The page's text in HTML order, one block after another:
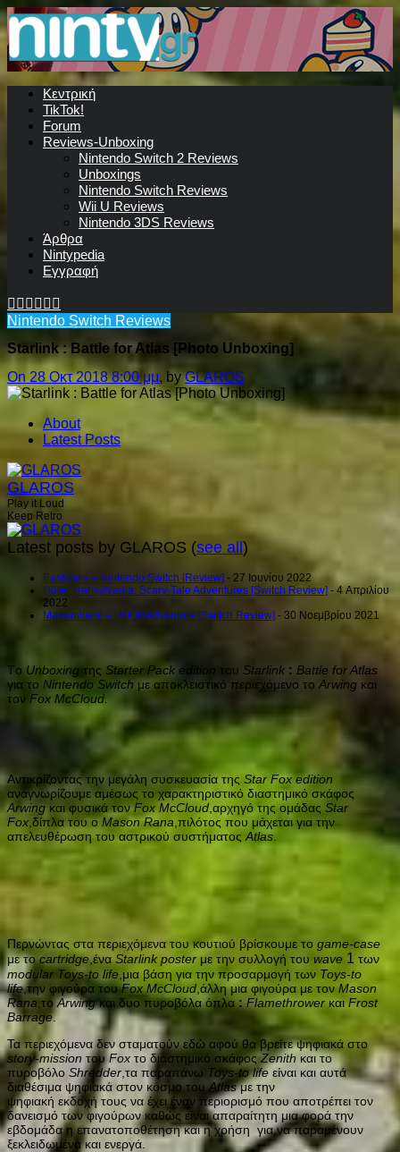
Κεντρική
TikTok!
Forum
Reviews-Unboxing
Nintendo Switch 2 Reviews
Unboxings
Nintendo Switch Reviews
Wii U Reviews
Nintendo 3DS Reviews
Άρθρα
Nintypedia
Εγγραφή
Nintendo Switch Reviews
Starlink : Battle for Atlas [Photo Unboxing]
On 28 Οκτ 2018 8:00 μμ, byGLAROS
About
Latest Posts
GLAROS
Play it Loud
Keep Retro
Latest posts by GLAROS (see all)
Eastward – Nintendo Switch [Review] - 27 Ιουνίου 2022
Hotel Transylvania: Scary-Tale Adventures [Switch Review] - 4 Απριλίου
2022
Marsupilami – HOOBAdventure [Switch Review] - 30 Νοεμβρίου 2021
Tο Unboxing της Starter Pack edition του Starlink : Battle for Atlas
για το Nintendo Switch με αποκλειστικό περιεχόμενο το Arwing και
τον Fox McCloud.
Αντικρίζοντας την μεγάλη συσκευασία της Star Fox edition
αναγνωρίζουμε αμέσως το χαρακτηριστικό διαστημικό σκάφος
Arwingκαι φυσικά τονFox McCloud,αρχηγό της ομάδας Star
Fox ,δίπλα του οMason Rana ,πιλότος που μάχεται για την
απελευθέρωση του αστρικού συστήματος Atlas.
Περνώντας στα περιεχόμενα του κουτιού βρίσκουμε το game-case
με τοcartridge,ένα Starlink posterμε την συλλογή του wave 1 των
modular Toys-tο life ,μια βάση για την προσαρμογή των Toys-tο
life,την φιγούρα τουFox McCloud ,άλλη μια φιγούρα με τονMason
Rana,τοArwingκαι δυο πυροβόλα όπλα: Flamethrower καιFrost
Barrage.
Τα περιεχόμενα δεν σταματούν εδώ αφού θα βρείτε ψηφιακά στο
story-mission του Fox το διαστημικό σκάφοςZenith και το
πυροβόλο Shredder ,τα παραπάνω Toys-tο lifeείναι και αυτά
διαθέσιμα ψηφιακά στον κόσμο τουAtlasμε την
ψηφιακή εκδοχή τους να έχει έναν περιορισμό που αποτρέπει τον
δανεισμό των φιγούρων καθώς είναι απαραίτητη μια φορά την
εβδομάδα η επανατοποθέτηση και η χρήση για να παραμένουν
ξεκλειδωμένα και ενεργά.